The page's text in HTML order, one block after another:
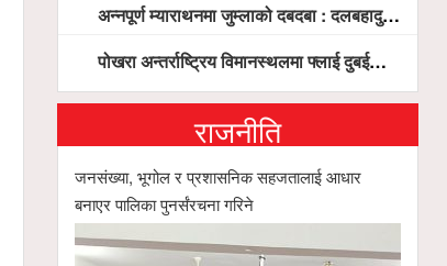
अन्नपूर्ण म्याराथनमा जुम्लाको दबदबा : दलबहादुर र मञ्जु च्याम्पियन, नगदसहित भव्य सम्मान
पोखरा अन्तर्राष्ट्रिय विमानस्थलमा फ्लाई दुबईको बढ्दो चासो, ६ घण्टा लामो प्राविधिक निरीक्षणपछि दैनिक उडानको ढोका खुल्दै
राजनीति
जनसंख्या, भूगोल र प्रशासनिक सहजतालाई आधार
बनाएर पालिका पुनर्संरचना गरिने